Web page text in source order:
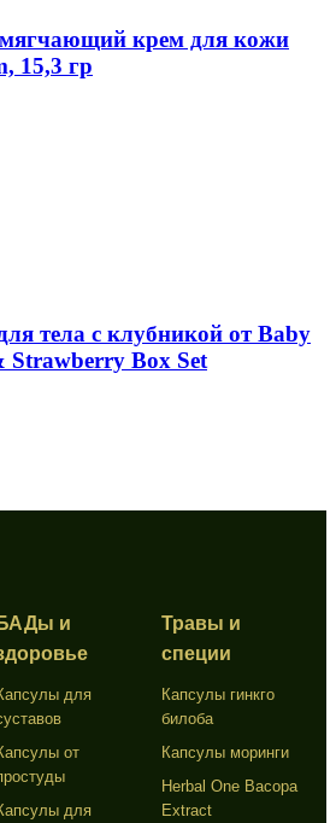
крем для кожи
15,3 гр
тела с клубникой от Baby
Box Set
БАДы и
для
от
для
Травы и
специи
Капсулы гинкго
билоба
Капсулы моринги
Herbal One Bacopa
Extract